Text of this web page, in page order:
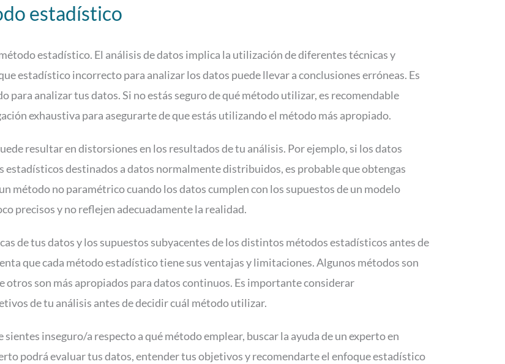
estadístico
estadístico. El análisis de datos implica la utilización de diferentes técnicas y
estadístico incorrecto para analizar los datos puede llevar a conclusiones erróneas. Es
para analizar tus datos. Si no estás seguro de qué método utilizar, es recomendable
exhaustiva para asegurarte de que estás utilizando el método más apropiado.
resultar en distorsiones en los resultados de tu análisis. Por ejemplo, si los datos
destinados a datos normalmente distribuidos, es probable que obtengas
método no paramétrico cuando los datos cumplen con los supuestos de un modelo
precisos y no reflejen adecuadamente la realidad.
de tus datos y los supuestos subyacentes de los distintos métodos estadísticos antes de
que cada método estadístico tiene sus ventajas y limitaciones. Algunos métodos son
otros son más apropiados para datos continuos. Es importante considerar
de tu análisis antes de decidir cuál método utilizar.
inseguro/a respecto a qué método emplear, buscar la ayuda de un experto en
podrá evaluar tus datos, entender tus objetivos y recomendarte el enfoque estadístico